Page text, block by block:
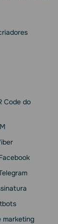
Code do
marketing